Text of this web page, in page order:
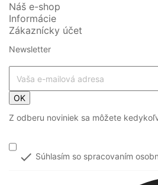
Náš e-shop
Informácie
Zákaznícky účet
Newsletter
OK
Z odberu noviniek sa môžete
 Súhlasím so spracovaním